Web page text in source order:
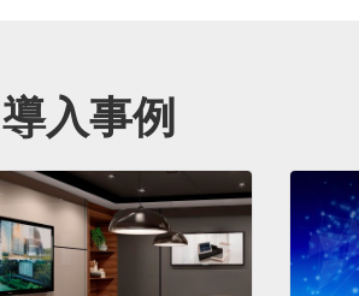
導入事例